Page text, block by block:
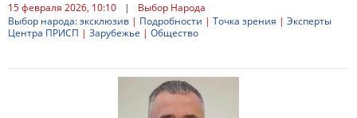
15 февраля 2026, 10:10 |
Выбор Народа
Выбор народа: эксклюзив | Подробности | Точка зрения | Эксперты
Центра ПРИСП | Зарубежье | Общество